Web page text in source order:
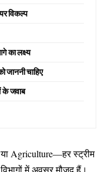
विकल्प
का लक्ष्य
जाननी चाहिए
के जवाब
Agriculture—हर स्ट्रीम
में अवसर मौजूद हैं।